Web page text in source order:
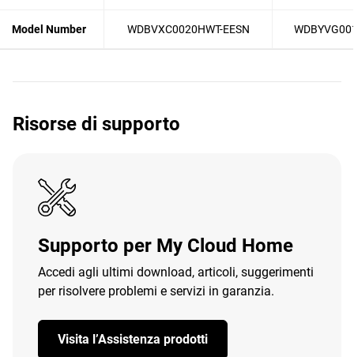
Model Number WDBVXC0020HWT-EESN
Risorse di supporto
Supporto per My Cloud Home
Accedi agli ultimi download, articoli, suggerimenti
per risolvere problemi e servizi in garanzia.
Visita l’Assistenza prodotti